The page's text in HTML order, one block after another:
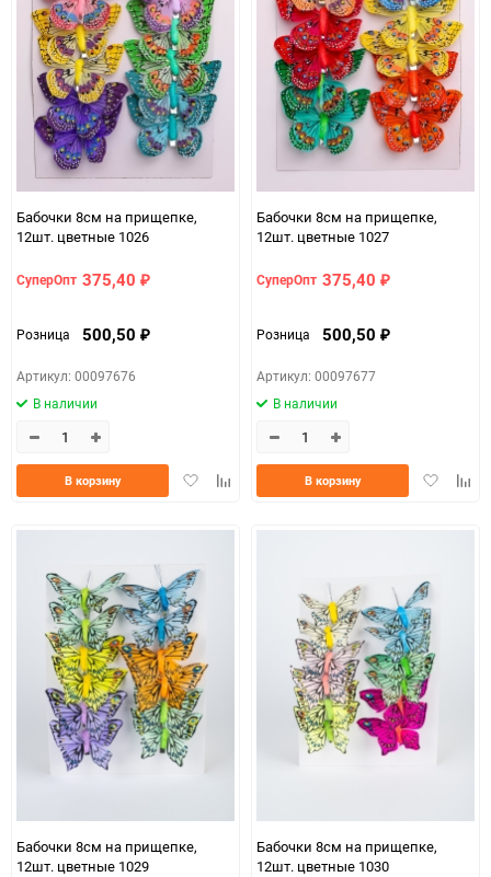
Бабочки 8см на прищепке,
12шт. цветные 1026
СуперОпт 375,40 ₽
Розница 500,50 ₽
Артикул: 00097676
В наличии
ДобавитьДобавить
В корзину
Бабочки 8см на прищепке,
12шт. цветные 1027
СуперОпт 375,40 ₽
Розница 500,50 ₽
Артикул: 00097677
В наличии
Добавить
В корзину
Бабочки 8см на прищепке,
12шт. цветные 1029
Бабочки 8см на прищепке,
12шт. цветные 1030